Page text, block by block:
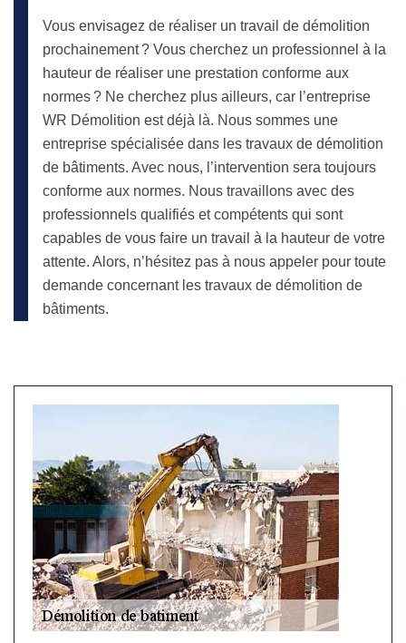
Vous envisagez de réaliser un travail de démolition
prochainement ? Vous cherchez un professionnel à la
hauteur de réaliser une prestation conforme aux
normes ? Ne cherchez plus ailleurs, car l’entreprise
WR Démolition est déjà là. Nous sommes une
entreprise spécialisée dans les travaux de démolition
de bâtiments. Avec nous, l’intervention sera toujours
conforme aux normes. Nous travaillons avec des
professionnels qualifiés et compétents qui sont
capables de vous faire un travail à la hauteur de votre
attente. Alors, n’hésitez pas à nous appeler pour toute
demande concernant les travaux de démolition de
bâtiments.